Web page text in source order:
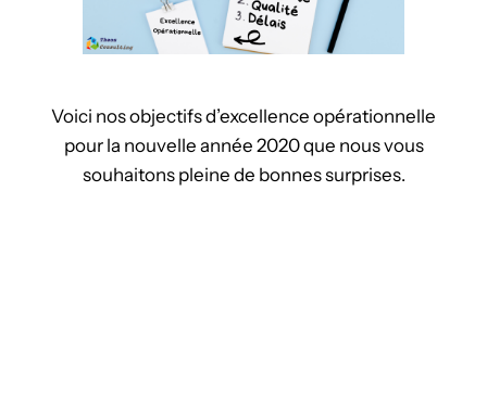
Voici nos objectifs d’excellence opérationnelle
pour la nouvelle année 2020 que nous vous
souhaitons pleine de bonnes surprises.